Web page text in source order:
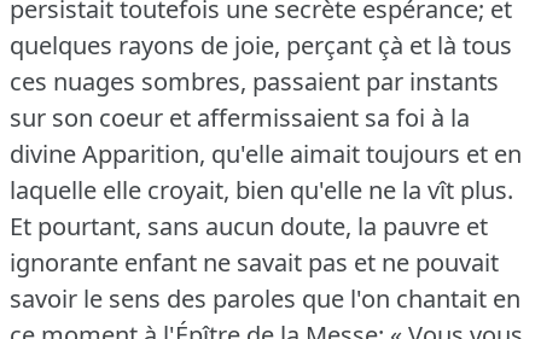
persistait toutefois une secrète espérance; et
quelques rayons de joie, perçant çà et là tous
ces nuages sombres, passaient par instants
sur son coeur et affermissaient sa foi à la
divine Apparition, qu'elle aimait toujours et en
laquelle elle croyait, bien qu'elle ne la vît plus.
Et pourtant, sans aucun doute, la pauvre et
ignorante enfant ne savait pas et ne pouvait
savoir le sens des paroles que l'on chantait en